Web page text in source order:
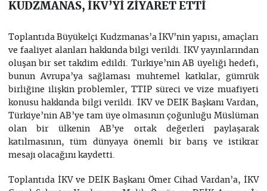
KUDZMANAS, İKV’Yİ ZİYARET ETTİ
Toplantıda Büyükelçi Kudzmanas’a İKV’nin yapısı, amaçları
ve faaliyet alanları hakkında bilgi verildi. İKV yayınlarından
oluşan bir set takdim edildi. Türkiye’nin AB üyeliği hedefi,
bunun Avrupa’ya sağlaması muhtemel katkılar, gümrük
birliğine ilişkin problemler, TTIP süreci ve vize muafiyeti
konusu hakkında bilgi verildi. İKV ve DEİK Başkanı Vardan,
Türkiye’nin AB’ye tam üye olmasının çoğunluğu Müslüman
olan bir ülkenin AB’ye ortak değerleri paylaşarak
katılmasının, tüm dünyaya önemli bir barış ve istikrar
mesajı olacağını kaydetti.
Toplantıda İKV ve DEİK Başkanı Ömer Cihad Vardan’a, İKV